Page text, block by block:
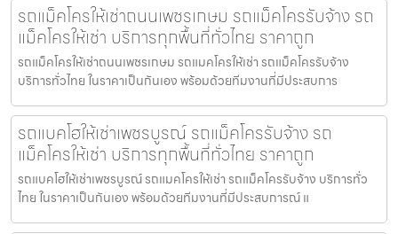
รถแม็คโครให้เช่าถนนเพชรเกษม รถแม็คโครรับจ้าง รถ
แม็คโครให้เช่า บริการทุกพื้นที่ทั่วไทย ราคาถูก
รถแม็คโครให้เช่าถนนเพชรเกษม รถแมคโครให้เช่า รถแม็คโครรับจ้าง
บริการทั่วไทย ในราคาเป็นกันเอง พร้อมด้วยทีมงานที่มีประสบการ
รถแบคโฮให้เช่าเพชรบูรณ์ รถแม็คโครรับจ้าง รถ
แม็คโครให้เช่า บริการทุกพื้นที่ทั่วไทย ราคาถูก
รถแบคโฮให้เช่าเพชรบูรณ์ รถแมคโครให้เช่า รถแม็คโครรับจ้าง บริการทั่ว
ไทย ในราคาเป็นกันเอง พร้อมด้วยทีมงานที่มีประสบการณ์ แ